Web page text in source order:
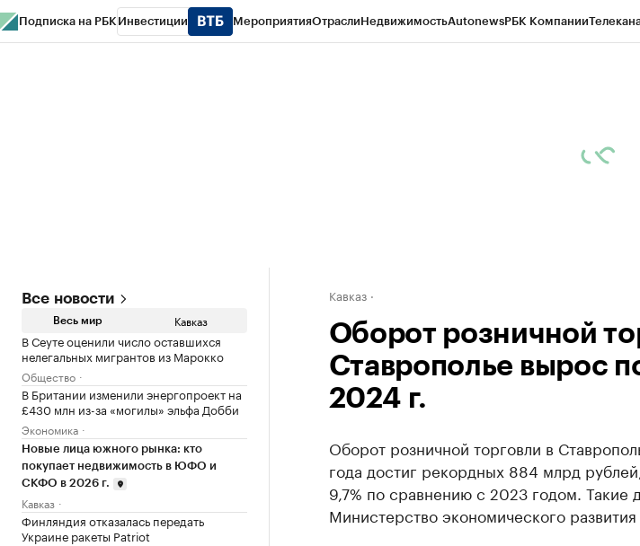
Подписка на РБК Инвестиции МероприятияОтраслиНедвижимостьAutonewsРБК Компании
Все новости
Весь мир Кавказ
В Сеуте оценили число оставшихся
нелегальных мигрантов из Марокко
Общество
В Британии изменили энергопроект на
£430 млн из-за «могилы» эльфа Добби
Экономика
Новые лица южного рынка: кто
покупает недвижимость в ЮФО и
СКФО в 2026 г.
Кавказ
Финляндия отказалась передать
Украине ракеты Patriot
Кавказ
Оборот розничной
Ставрополье вырос
2024 г.
Оборот розничной торговли в
года достиг рекордных 884 млрд
9,7% по сравнению с 2023 годом. Такие
Министерство экономического развития